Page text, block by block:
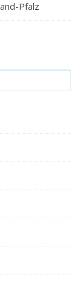
Pfalz